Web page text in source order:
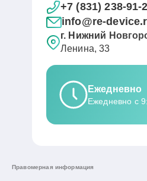
+7 (831) 238-91-
info@re-
г. Нижний
Ленина, 33
Ежедневно
Ежедневно с
Правомерная информация